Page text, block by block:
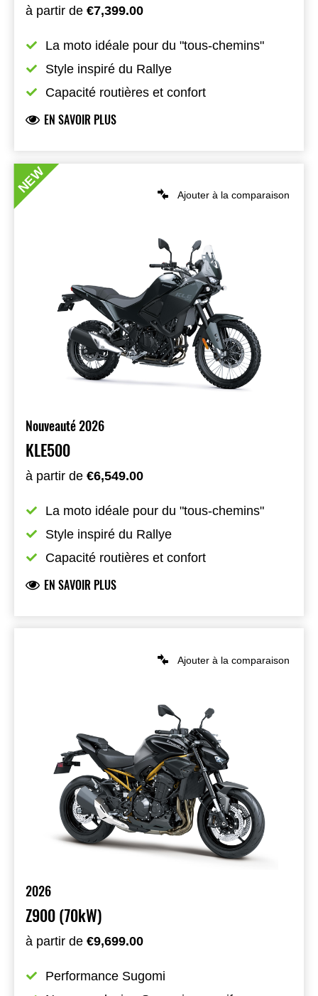
à partir de €7,399.00
La moto idéale pour du "tous-chemins"
Style inspiré du Rallye
Capacité routières et confort
EN SAVOIR PLUS
Ajouter à la comparaison
Nouveauté 2026
KLE500
à partir de €6,549.00
La moto idéale pour du "tous-chemins"
Style inspiré du Rallye
Capacité routières et confort
EN SAVOIR PLUS
NEW
Ajouter à la comparaison
2026
Z900 (70kW)
à partir de €9,699.00
Performance Sugomi